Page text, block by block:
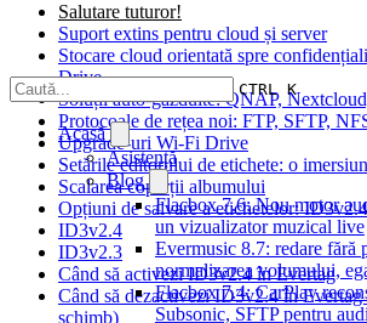
CTRL K
Acasă
Asistență
Blog
Flacbox 7.6: Nou motor
un vizualizator muzical live
Evermusic 8.7: redare fără
normalizarea volumului,
Flacbox 7.4: CarPlay
Subsonic, SFTP pentru
Salutare tuturor!
Suport extins pentru cloud și server
Stocare cloud orientată spre
Drive
Soluții auto-găzduite: QNAP,
Protocoale de rețea noi: FTP, SFTP,
Upgrade-uri Wi-Fi Drive
Setările editorului de etichete: o
Scalarea coperții albumului
Opțiuni de salvare a etichetelor:
ID3v2.4
ID3v2.3
Când să activezi ID3v2.4 în Evertag
Când să dezactivezi ID3v2.4 în
schimb)